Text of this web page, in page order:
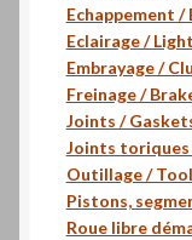
Echappement /
Eclairage /
Embrayage /
Freinage /
Joints /
Joints toriques
Outillage /
Pistons,
Roue libre